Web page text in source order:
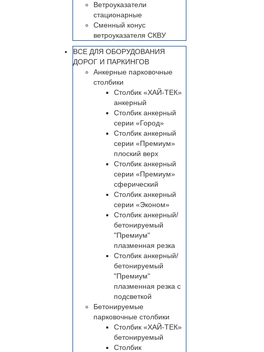
Ветроуказатели
стационарные
Сменный конус
ветроуказателя СКВУ
ВСЕ ДЛЯ ОБОРУДОВАНИЯ
ДОРОГ И ПАРКИНГОВ
Анкерные парковочные
столбики
Столбик «ХАЙ-ТЕК»
анкерный
Столбик анкерный
серии «Город»
Столбик анкерный
серии «Премиум»
плоский верх
Столбик анкерный
серии «Премиум»
сферический
Столбик анкерный
серии «Эконом»
Столбик анкерный/
бетонируемый
"Премиум"
плазменная резка
Столбик анкерный/
бетонируемый
"Премиум"
плазменная резка с
подсветкой
Бетонируемые
парковочные столбики
Столбик «ХАЙ-ТЕК»
бетонируемый
Столбик